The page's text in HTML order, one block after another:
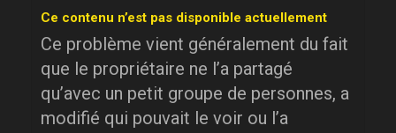
Ce contenu n’est pas disponible actuellement
Ce problème vient généralement du fait
que le propriétaire ne l’a partagé
qu’avec un petit groupe de personnes, a
modifié qui pouvait le voir ou l’a